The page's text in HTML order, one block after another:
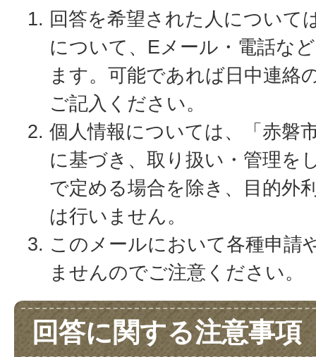
回答を希望された人について
について、Eメール・電話な
ます。可能であれば日中連絡
ご記入ください。
個人情報については、「赤磐
に基づき、取り扱い・管理を
で定める場合を除き、目的外
は行いません。
このメールにおいて各種申請
ませんのでご注意ください。
回答に関する注意事項